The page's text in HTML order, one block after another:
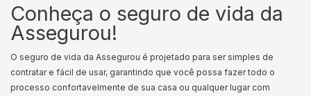
Conheça o seguro de vida da
Assegurou!
O seguro de vida da Assegurou é projetado para ser simples de
contratar e fácil de usar, garantindo que você possa fazer todo o
processo confortavelmente de sua casa ou qualquer lugar com